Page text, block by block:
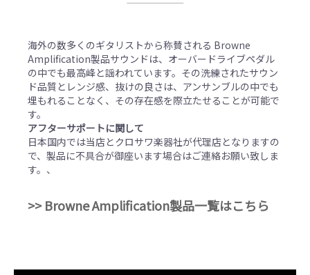
海外の数多くのギタリストから称賛される Browne
Amplification製品サウンドは、オーバードライブペダル
の中でも最高峰と謡われています。その洗練されたサウン
ド品質とレンジ感、抜けの良さは、アンサンブルの中でも
埋もれることなく、その存在感を際立たせることが可能で
す。
アフターサポートに関して
日本国内では当店とクロサワ楽器社が代理店となりますの
で、製品に不具合が御座います場合はご連絡お願い致しま
す。、
>> Browne Amplification製品一覧はこちら